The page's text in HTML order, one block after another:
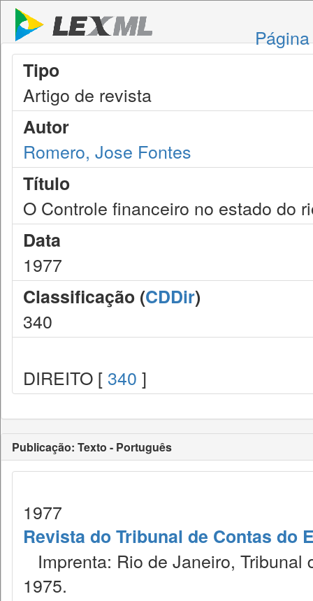
Tipo
Artigo de revista
Autor
Romero, Jose Fontes
Título
O Controle financeiro no estado do
Data
1977
Classificação (CDDir)
340
DIREITO [ 340 ]
Publicação: Texto - Português
1977
Revista do Tribunal de Contas do
Imprenta: Rio de Janeiro,
1975.